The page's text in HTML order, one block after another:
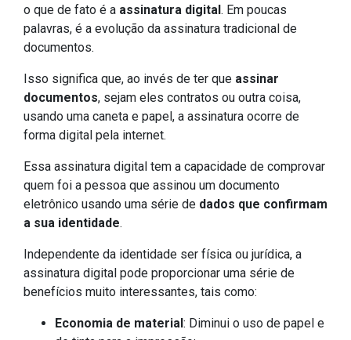
o que de fato é a assinatura digital . Em poucas
palavras, é a evolução da assinatura tradicional de
documentos.
Isso significa que, ao invés de ter que assinar
documentos, sejam eles contratos ou outra coisa,
usando uma caneta e papel, a assinatura ocorre de
forma digital pela internet.
Essa assinatura digital tem a capacidade de comprovar
quem foi a pessoa que assinou um documento
eletrônico usando uma série de dados que confirmam
a sua identidade.
Independente da identidade ser física ou jurídica, a
assinatura digital pode proporcionar uma série de
benefícios muito interessantes, tais como:
Economia de material : Diminui o uso de papel e